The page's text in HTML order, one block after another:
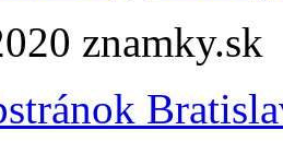
znamky.sk